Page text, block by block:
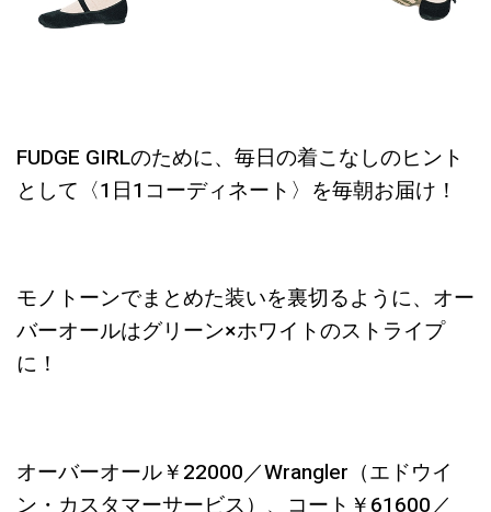
FUDGE GIRLのために、毎日の着こなしのヒント
として〈1日1コーディネート〉を毎朝お届け！
モノトーンでまとめた装いを裏切るように、オー
バーオールはグリーン×ホワイトのストライプ
に！
オーバーオール￥22000／Wrangler（エドウイ
ン・カスタマーサービス）、コート￥61600／